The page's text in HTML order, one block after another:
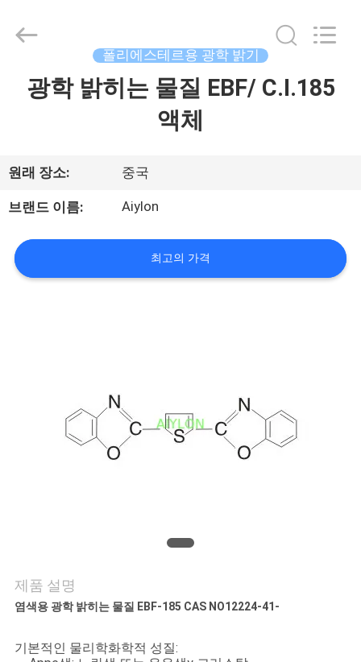
품
디
장
Copyright
AIYLON
COMPANY
LIMITED.
폴리에스테르용 광학 밝기
광학 밝히는 물질 EBF/ C.I.185
액체
원래 장소: 중국
브랜드 이름: Aiylon
최고의 가격
제품 설명
염색용 광학 밝히는 물질 EBF-185 CAS NO12224-41-
기본적인 물리학화학적 성질: